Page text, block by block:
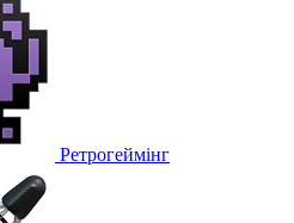
Ретрогеймінг